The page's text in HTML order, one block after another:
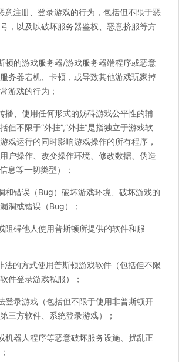
意注册、登录游戏的行为，包括但不限于恶
，以及以破坏服务器鉴权、恶意挤服等方
顿的游戏服务器/游戏服务器端程序或恶意
务器宕机、卡顿，或导致其他游戏玩家掉
游戏的行为；
播、使用任何形式的妨碍游戏公平性的辅
但不限于“外挂”,“外挂”是指独立于游戏软
戏运行的同时影响游戏操作的所有程序，
户操作、改变操作环境、修改数据、伪造
息等一切类型）；
和错误（Bug）破坏游戏环境、破坏游戏的
洞或错误（Bug）；
阻碍他人使用普斯顿所提供的软件和服
法的方式使用普斯顿游戏软件（包括但不限
件登录游戏私服）；
登录游戏（包括但不限于使用非普斯顿开
三方软件、系统登录游戏）；
机器人程序等恶意破坏服务设施、扰乱正